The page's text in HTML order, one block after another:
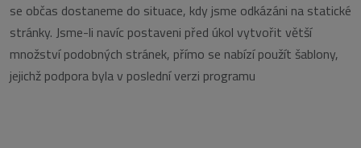
se občas dostaneme do situace, kdy jsme odkázáni na statické
stránky. Jsme-li navíc postaveni před úkol vytvořit větší
množství podobných stránek, přímo se nabízí použít šablony,
jejichž podpora byla v poslední verzi programu